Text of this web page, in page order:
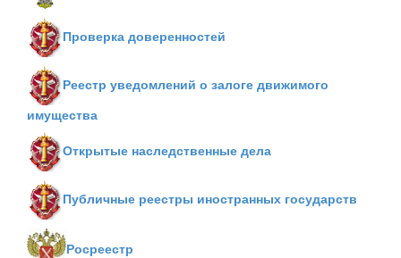
Проверка доверенностей
Реестр уведомлений о залоге движимого
имущества
Открытые наследственные дела
Публичные реестры иностранных государств
Росреестр